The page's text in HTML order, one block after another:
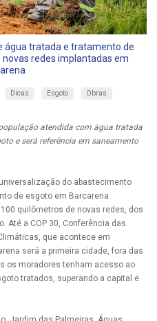
água tratada e tratamento de
redes implantadas em
Dicas Esgoto Obras
atendida com água tratada
e será referência em saneamento
do abastecimento
de esgoto em Barcarena
quilômetros de novas redes, dos
Até a COP 30, Conferência das
que acontece em
será a primeira cidade, fora das
os moradores tenham acesso ao
tratados, superando a capital e